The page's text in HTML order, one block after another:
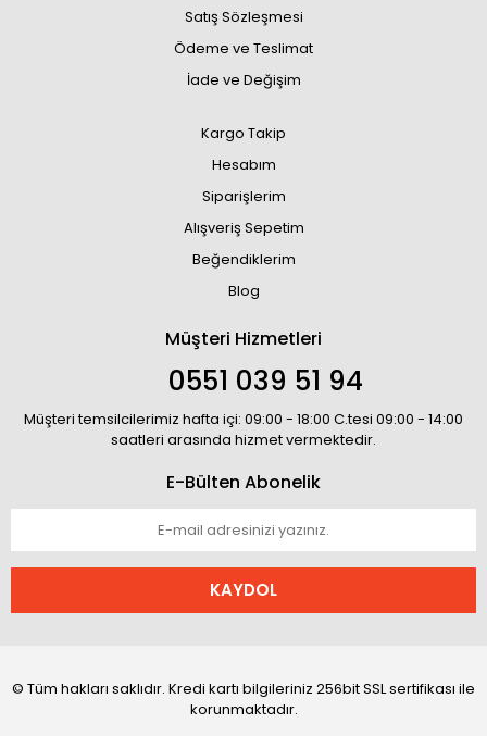
Satış Sözleşmesi
Ödeme ve Teslimat
İade ve Değişim
Kargo Takip
Hesabım
Siparişlerim
Alışveriş Sepetim
Beğendiklerim
Blog
Müşteri Hizmetleri
0551 039 51 94
Müşteri temsilcilerimiz hafta içi: 09:00 - 18:00 C.tesi 09:00 - 14:00
saatleri arasında hizmet vermektedir.
E-Bülten Abonelik
KAYDOL
© Tüm hakları saklıdır. Kredi kartı bilgileriniz 256bit SSL sertifikası ile
korunmaktadır.